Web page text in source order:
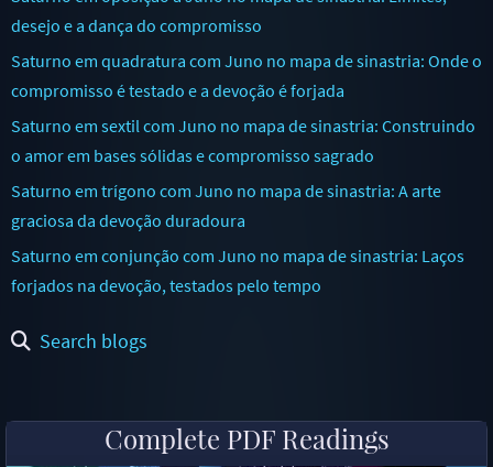
desejo e a dança do compromisso
Saturno em quadratura com Juno no mapa de sinastria: Onde o
compromisso é testado e a devoção é forjada
Saturno em sextil com Juno no mapa de sinastria: Construindo
o amor em bases sólidas e compromisso sagrado
Saturno em trígono com Juno no mapa de sinastria: A arte
graciosa da devoção duradoura
Saturno em conjunção com Juno no mapa de sinastria: Laços
forjados na devoção, testados pelo tempo
Search blogs
Complete PDF Readings